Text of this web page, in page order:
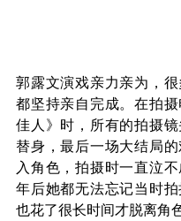
郭露文演戏亲力亲为，
都坚持亲自完成。在拍
佳人》时，所有的拍摄
替身，最后一场大结局
入角色，拍摄时一直泣
年后她都无法忘记当时拍
也花了很长时间才脱离角